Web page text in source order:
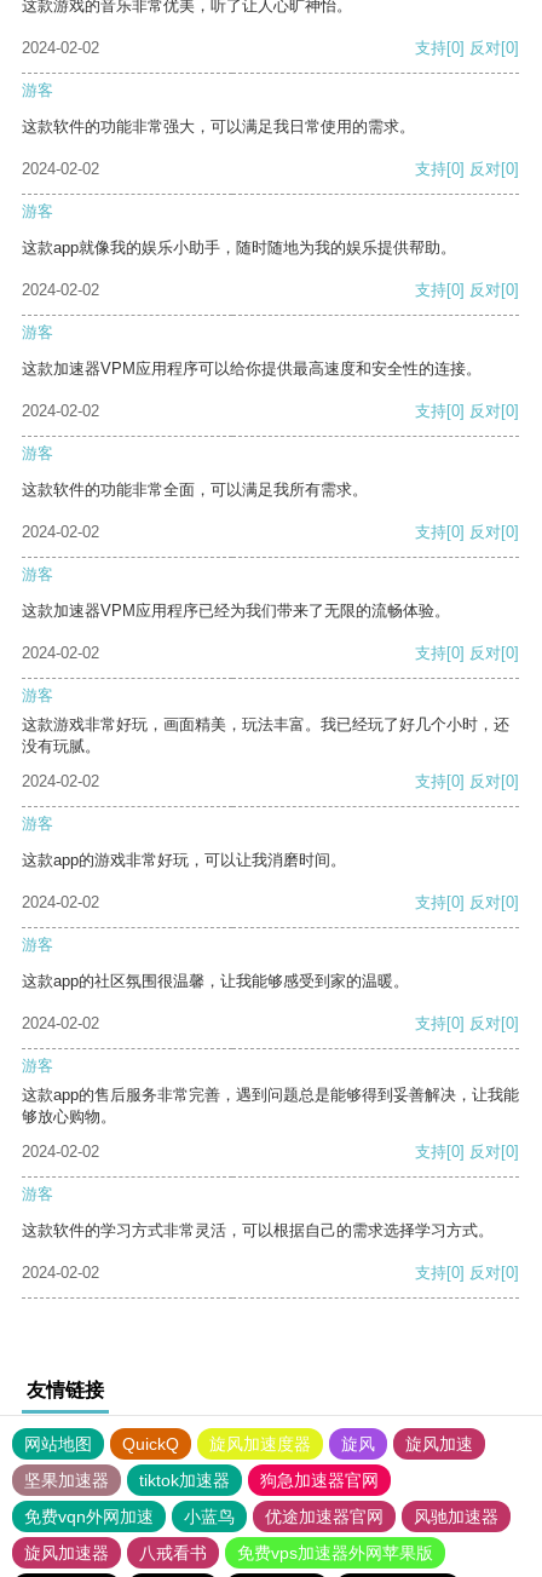
这款游戏的音乐非常优美，听了让人心旷神怡。
2024-02-02 支持[0] 反对[0]
游客
这款软件的功能非常强大，可以满足我日常使用的需求。
2024-02-02 支持[0] 反对[0]
游客
这款app就像我的娱乐小助手，随时随地为我的娱乐提供帮助。
2024-02-02 支持[0] 反对[0]
游客
这款加速器VPM应用程序可以给你提供最高速度和安全性的连接。
2024-02-02 支持[0] 反对[0]
游客
这款软件的功能非常全面，可以满足我所有需求。
2024-02-02 支持[0] 反对[0]
游客
这款加速器VPM应用程序已经为我们带来了无限的流畅体验。
2024-02-02 支持[0] 反对[0]
游客
这款游戏非常好玩，画面精美，玩法丰富。我已经玩了好几个小时，还
没有玩腻。
2024-02-02
支持[0] 反对[0]
游客
这款app的游戏非常好玩，可以让我消磨时间。
2024-02-02 支持[0] 反对[0]
游客
这款app的社区氛围很温馨，让我能够感受到家的温暖。
2024-02-02 支持[0] 反对[0]
游客
这款app的售后服务非常完善，遇到问题总是能够得到妥善解决，让我能
够放心购物。
2024-02-02
支持[0] 反对[0]
游客
这款软件的学习方式非常灵活，可以根据自己的需求选择学习方式。
2024-02-02 支持[0] 反对[0]
友情链接
网站地图 QuickQ 旋风加速度器 旋风
旋风加速
坚果加速器
tiktok加速器
狗急加速器官网
免费vqn外网加速
小蓝鸟 优途加速器官网
风驰加速器
旋风加速器
八戒看书 免费vps加速器外网苹果版